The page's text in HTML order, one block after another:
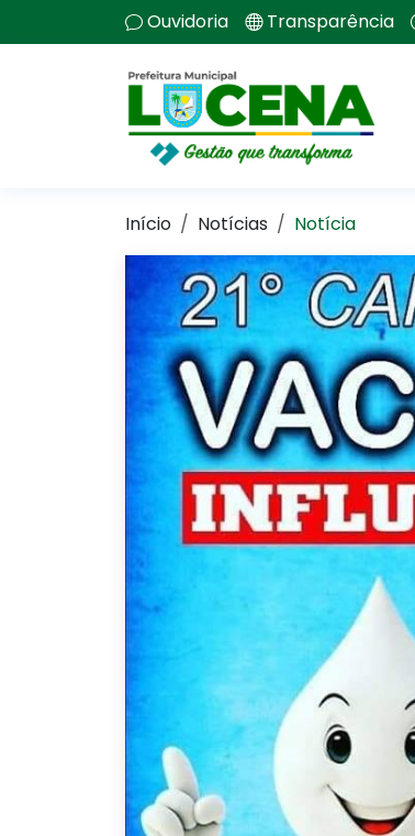
Ouvidoria Transparência
Início Notícias Notícia